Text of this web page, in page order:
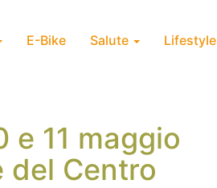
E-Bike Salute Lifestyle
e 11 maggio
del Centro